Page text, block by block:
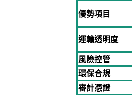
優勢項目
運輸透明度
風險控管
環保合規
審計憑證